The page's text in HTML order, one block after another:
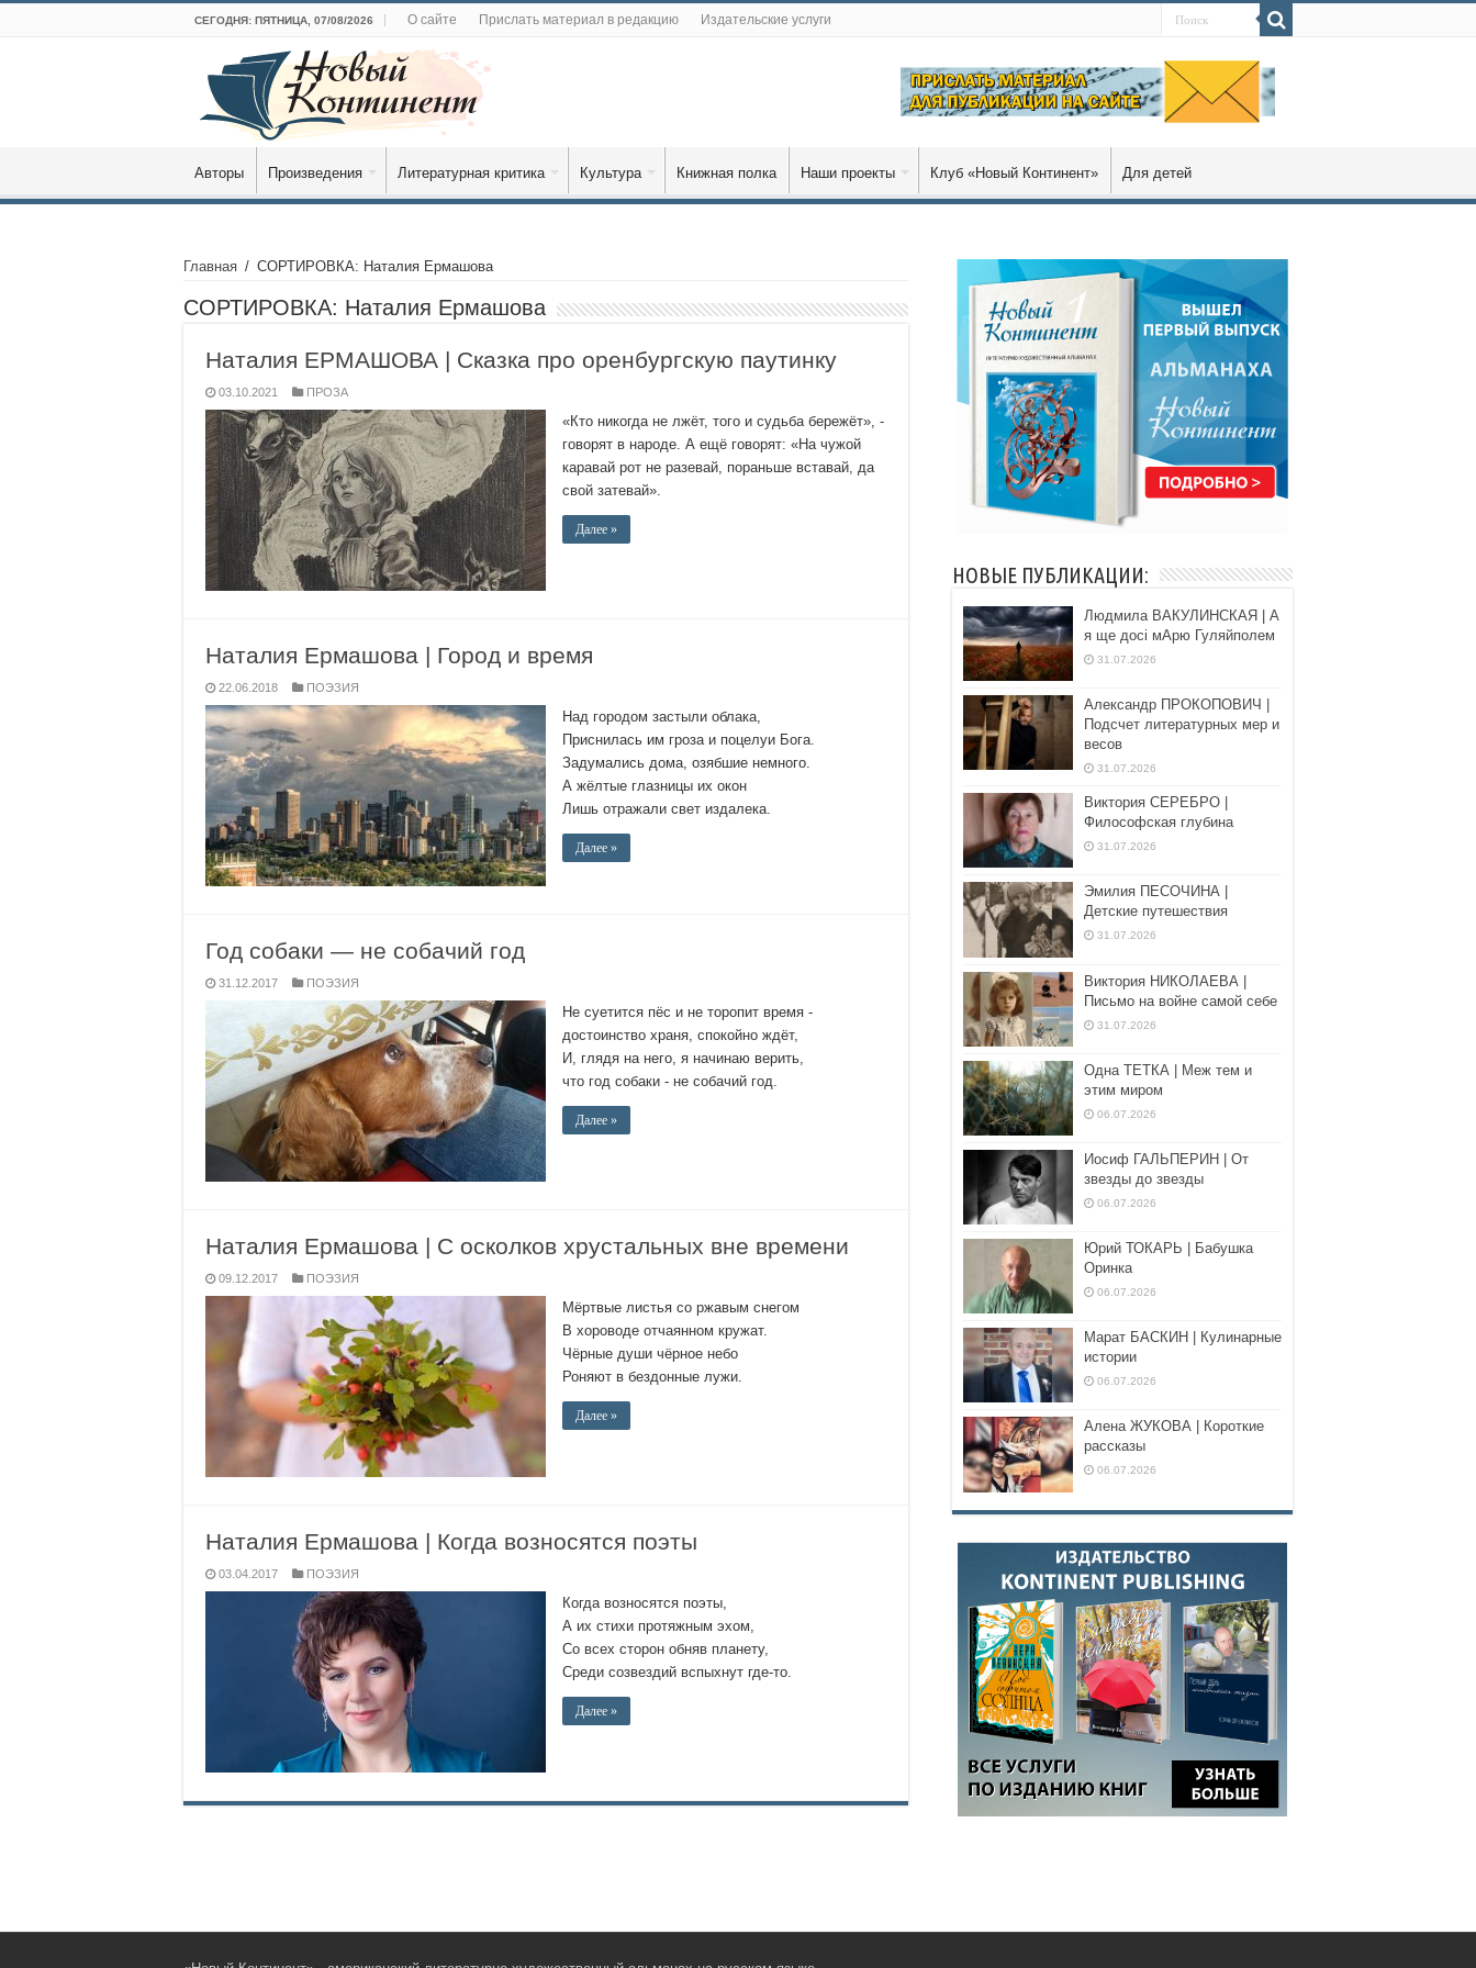
СЕГОДНЯ: ПЯТНИЦА, 07/08/2026 О сайте Прислать материал в редакцию Издательские услуги
Авторы Произведения Литературная критика Культура Книжная полка Наши проекты Клуб «Новый Континент» Для детей
Главная / СОРТИРОВКА: Наталия Ермашова
СОРТИРОВКА: Наталия Ермашова
Наталия ЕРМАШОВА | Сказка про оренбургскую паутинку
03.10.2021 ПРОЗА
«Кто никогда не лжёт, того и судьба бережёт», -
говорят в народе. А ещё говорят: «На чужой
каравай рот не разевай, пораньше вставай, да
свой затевай».
Далее »
Наталия Ермашова | Город и время
22.06.2018 ПОЭЗИЯ
Над городом застыли облака,
Приснилась им гроза и поцелуи Бога.
Задумались дома, озябшие немного.
А жёлтые глазницы их окон
Лишь отражали свет издалека.
Далее »
Год собаки — не собачий год
31.12.2017 ПОЭЗИЯ
Не суетится пёс и не торопит время -
достоинство храня, спокойно ждёт,
И, глядя на него, я начинаю верить,
что год собаки - не собачий год.
Далее »
Наталия Ермашова | С осколков хрустальных вне времени
09.12.2017 ПОЭЗИЯ
Мёртвые листья со ржавым снегом
В хороводе отчаянном кружат.
Чёрные души чёрное небо
Роняют в бездонные лужи.
Далее »
Наталия Ермашова | Когда возносятся поэты
03.04.2017 ПОЭЗИЯ
Когда возносятся поэты,
А их стихи протяжным эхом,
Со всех сторон обняв планету,
Среди созвездий вспыхнут где-то.
Далее »
НОВЫЕ ПУБЛИКАЦИИ:
Людмила ВАКУЛИНСКАЯ | А
я ще досі мАрю Гуляйполем
31.07.2026
Александр ПРОКОПОВИЧ |
Подсчет литературных мер и
весов
31.07.2026
Виктория СЕРЕБРО |
Философская глубина
31.07.2026
Эмилия ПЕСОЧИНА |
Детские путешествия
31.07.2026
Виктория НИКОЛАЕВА |
Письмо на войне самой себе
31.07.2026
Одна ТЕТКА | Меж тем и
этим миром
06.07.2026
Иосиф ГАЛЬПЕРИН | От
звезды до звезды
06.07.2026
Юрий ТОКАРЬ | Бабушка
Оринка
06.07.2026
Марат БАСКИН | Кулинарные
истории
06.07.2026
Алена ЖУКОВА | Короткие
рассказы
06.07.2026